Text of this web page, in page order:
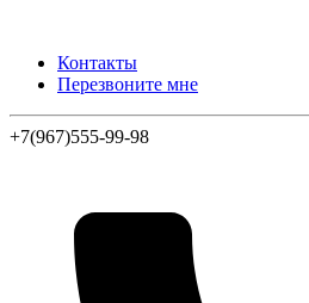
Контакты
Перезвоните мне
+7(967)555-99-98